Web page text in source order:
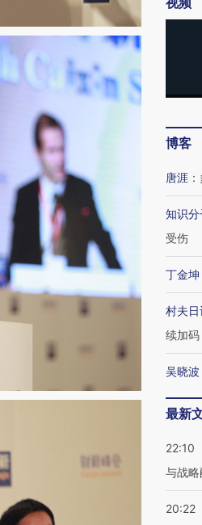
博客
唐涯 ：
知识分
受伤
丁金坤
村夫日
续加码
吴晓波
最新
22:10
与战略
20:22